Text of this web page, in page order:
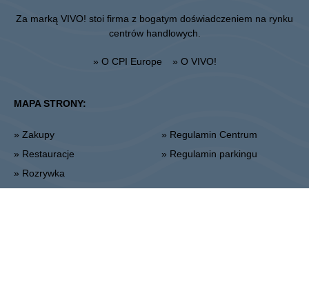
Za marką VIVO! stoi firma z bogatym doświadczeniem na rynku
centrów handlowych.
» O CPI Europe » O VIVO!
MAPA STRONY:
» Zakupy
» Restauracje
» Rozrywka
» Regulamin Centrum
» Regulamin parkingu